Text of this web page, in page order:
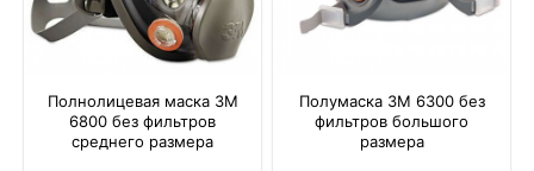
Полнолицевая маска 3M
6800 без фильтров
среднего размера
Полумаска 3M 6300 без
фильтров большого
размера